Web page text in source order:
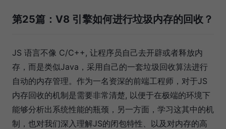
第25篇：V8 引擎如何进行垃圾内存的回收？
JS 语言不像 C/C++, 让程序员自己去开辟或者释放内
存，而是类似Java，采用自己的一套垃圾回收算法进行
自动的内存管理。作为一名资深的前端工程师，对于JS
内存回收的机制是需要非常清楚, 以便于在极端的环境下
能够分析出系统性能的瓶颈，另一方面，学习这其中的机
制，也对我们深入理解JS的闭包特性、以及对内存的高